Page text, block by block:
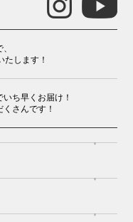
たします！
ち早くお届け！
さんです！